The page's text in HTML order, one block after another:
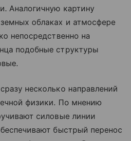
Аналогичную картину
облаках и атмосфере
непосредственно на
подобные структуры
несколько направлений
физики. По мнению
силовые линии
быстрый перенос